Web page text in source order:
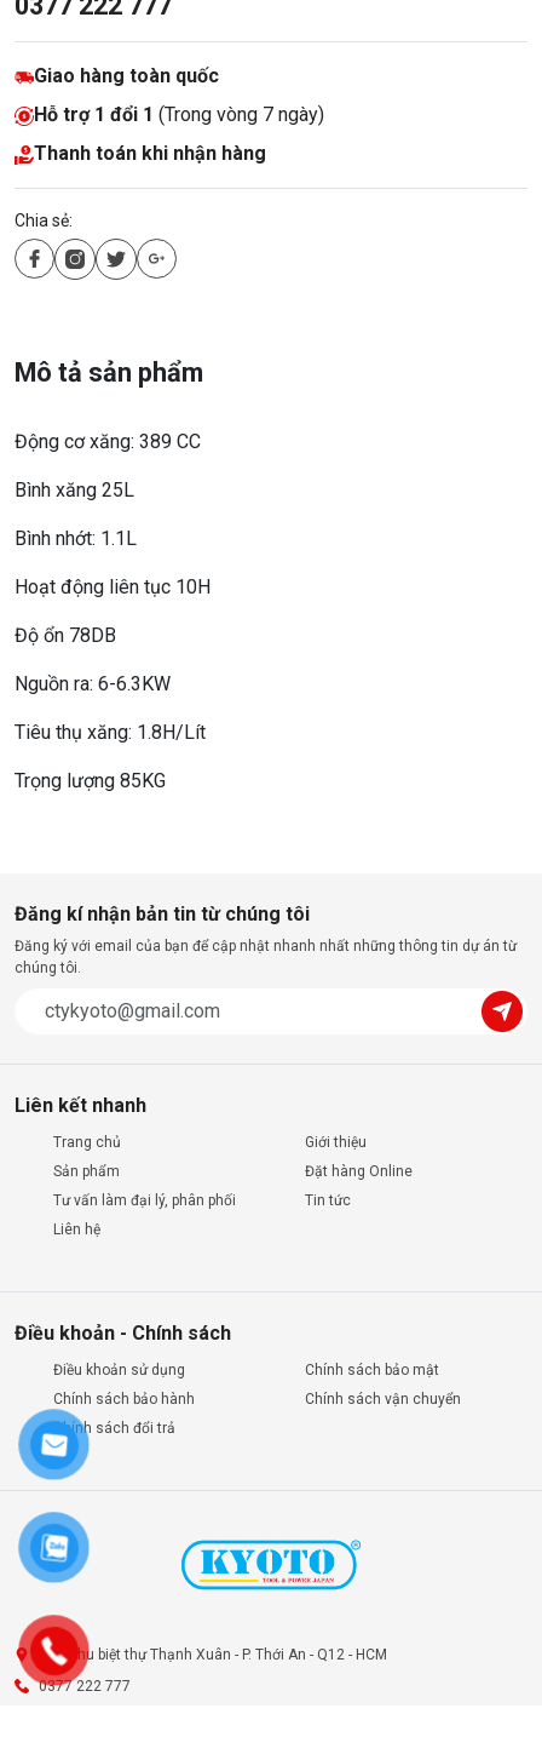
Giao hàng toàn quốc
Hỗ trợ 1 đổi 1 (Trong vòng 7 ngày)
Thanh toán khi nhận hàng
Chia sẻ:
Mô tả sản phẩm
Động cơ xăng: 389 CC
Bình xăng 25L
Bình nhớt: 1.1L
Hoạt động liên tục 10H
Độ ổn 78DB
Nguồn ra: 6-6.3KW
Tiêu thụ xăng: 1.8H/Lít
Trọng lượng 85KG
Đăng kí nhận bản tin từ chúng tôi
Đăng ký với email của bạn để cập nhật nhanh nhất những thông tin dự án từ
chúng tôi.
Liên kết nhanh
Trang chủ
Giới thiệu
Sản phẩm
Đặt hàng Online
Tư vấn làm đại lý, phân phối
Tin tức
Liên hệ
Điều khoản - Chính sách
Điều khoản sử dụng
Chính sách bảo mật
Chính sách bảo hành
Chính sách vận chuyển
Chính sách đổi trả
7B2 Khu biệt thự Thạnh Xuân - P. Thới An - Q12 - HCM
0377 222 777